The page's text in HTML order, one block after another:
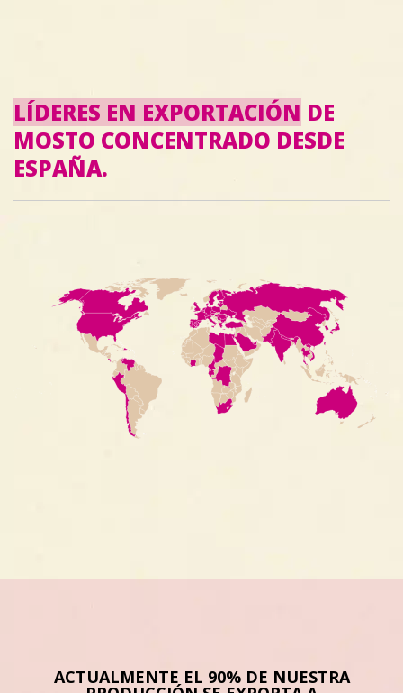
LÍDERES EN EXPORTACIÓN DE
MOSTO CONCENTRADO DESDE
ESPAÑA.
ACTUALMENTE EL 90% DE NUESTRA